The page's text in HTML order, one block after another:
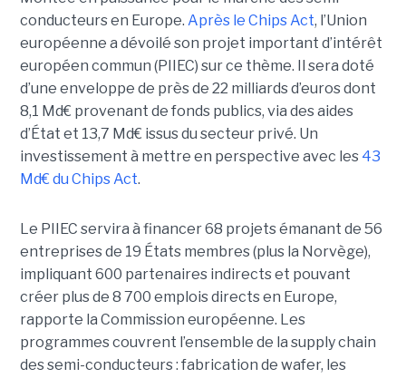
conducteurs en Europe. Après le Chips Act, l’Union
européenne a dévoilé son projet important d’intérêt
européen commun (PIIEC) sur ce thème. Il sera doté
d’une enveloppe de près de 22 milliards d’euros dont
8,1 Md€ provenant de fonds publics, via des aides
d’État et 13,7 Md€ issus du secteur privé. Un
investissement à mettre en perspective avec les 43
Md€ du Chips Act.
Le PIIEC servira à financer 68 projets émanant de 56
entreprises de 19 États membres (plus la Norvège),
impliquant 600 partenaires indirects et pouvant
créer plus de 8 700 emplois directs en Europe,
rapporte la Commission européenne. Les
programmes couvrent l’ensemble de la supply chain
des semi-conducteurs : fabrication de wafer, les